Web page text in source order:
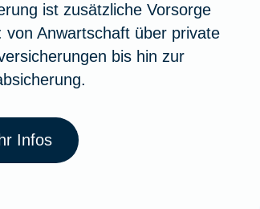
ist zusätzliche Vorsorge
von Anwartschaft über private
bis hin zur
Infos